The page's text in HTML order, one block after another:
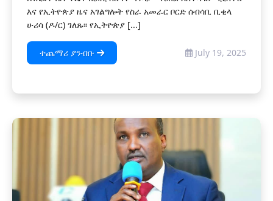
እና የኢትዮጵያ ዜና አገልግሎት የስራ አመራር ቦርድ ሰብሳቢ ቢቂላ
ሁሪሳ (ዶ/ር) ገለጹ፡፡ የኢትዮጵያ [...]
ተጨማሪ ያንብቡ July 19, 2025